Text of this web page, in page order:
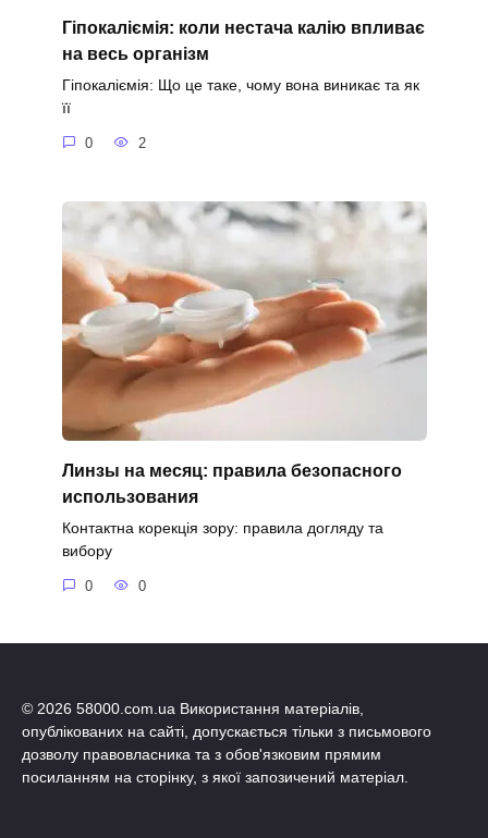
Гіпокаліємія: коли нестача калію впливає
на весь організм
Гіпокаліємія: Що це таке, чому вона виникає та як
її
0 2
Линзы на месяц: правила безопасного
использования
Контактна корекція зору: правила догляду та
вибору
0 0
© 2026 58000.com.ua Використання матеріалів,
опублікованих на сайті, допускається тільки з письмового
дозволу правовласника та з обов'язковим прямим
посиланням на сторінку, з якої запозичений матеріал.